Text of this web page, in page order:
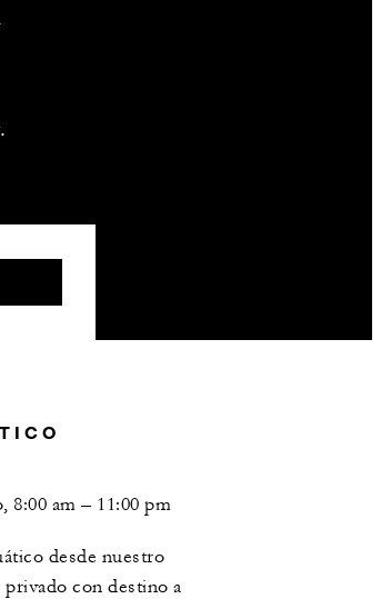
8:00 am – 11:00 pm
desde nuestro
con destino a